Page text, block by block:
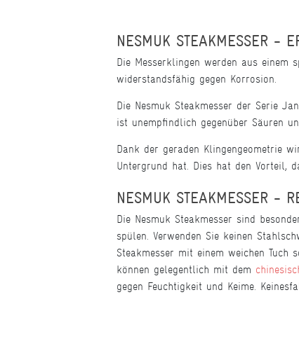
NESMUK STEAKMESSER -
Die Messerklingen werden aus einem
widerstandsfähig gegen Korrosion.
Die Nesmuk Steakmesser der Serie
ist unempfindlich gegenüber Säuren
Dank der geraden Klingengeometrie
Untergrund hat. Dies hat den Vorteil,
NESMUK STEAKMESSER -
Die Nesmuk Steakmesser sind
spülen. Verwenden Sie keinen
Steakmesser mit einem weichen
können gelegentlich mit dem
gegen Feuchtigkeit und Keime.